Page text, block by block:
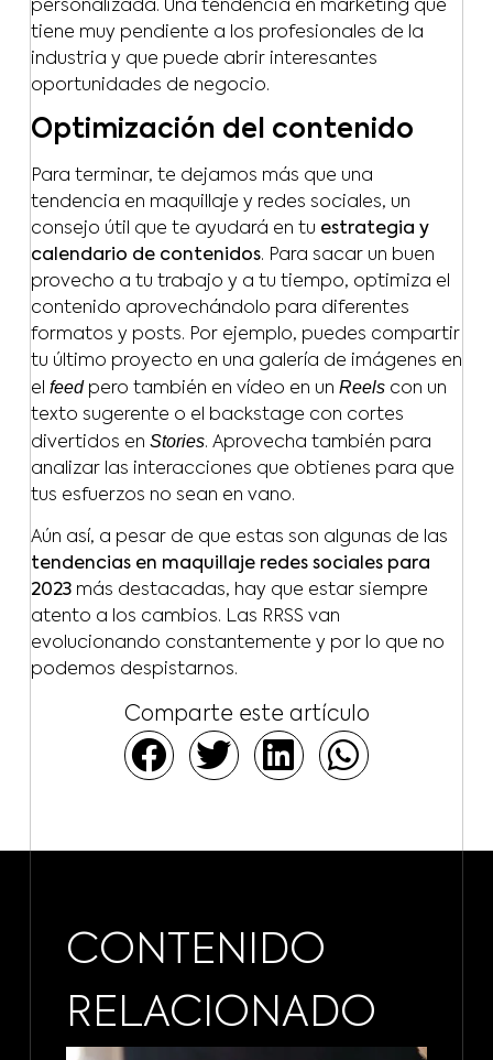
personalizada. Una tendencia en marketing que
tiene muy pendiente a los profesionales de la
industria y que puede abrir interesantes
oportunidades de negocio.
Optimización del contenido
Para terminar, te dejamos más que una
tendencia en maquillaje y redes sociales, un
consejo útil que te ayudará en tu estrategia y
calendario de contenidos. Para sacar un buen
provecho a tu trabajo y a tu tiempo, optimiza el
contenido aprovechándolo para diferentes
formatos y posts. Por ejemplo, puedes compartir
tu último proyecto en una galería de imágenes en
el feedpero también en vídeo en un Reelscon un
texto sugerente o el backstage con cortes
divertidos en Stories. Aprovecha también para
analizar las interacciones que obtienes para que
tus esfuerzos no sean en vano.
Aún así, a pesar de que estas son algunas de las
tendencias en maquillaje redes sociales para
2023más destacadas, hay que estar siempre
atento a los cambios. Las RRSS van
evolucionando constantemente y por lo que no
podemos despistarnos.
Comparte este artículo
CONTENIDO
RELACIONADO